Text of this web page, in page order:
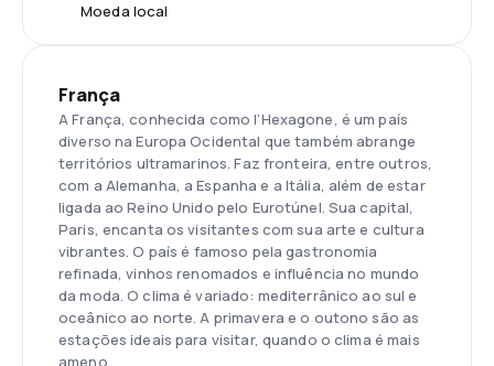
Moeda local
França
A França, conhecida como l’Hexagone, é um país
diverso na Europa Ocidental que também abrange
territórios ultramarinos. Faz fronteira, entre outros,
com a Alemanha, a Espanha e a Itália, além de estar
ligada ao Reino Unido pelo Eurotúnel. Sua capital,
Paris, encanta os visitantes com sua arte e cultura
vibrantes. O país é famoso pela gastronomia
refinada, vinhos renomados e influência no mundo
da moda. O clima é variado: mediterrânico ao sul e
oceânico ao norte. A primavera e o outono são as
estações ideais para visitar, quando o clima é mais
ameno.